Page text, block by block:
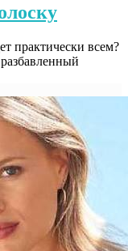
практически всем?